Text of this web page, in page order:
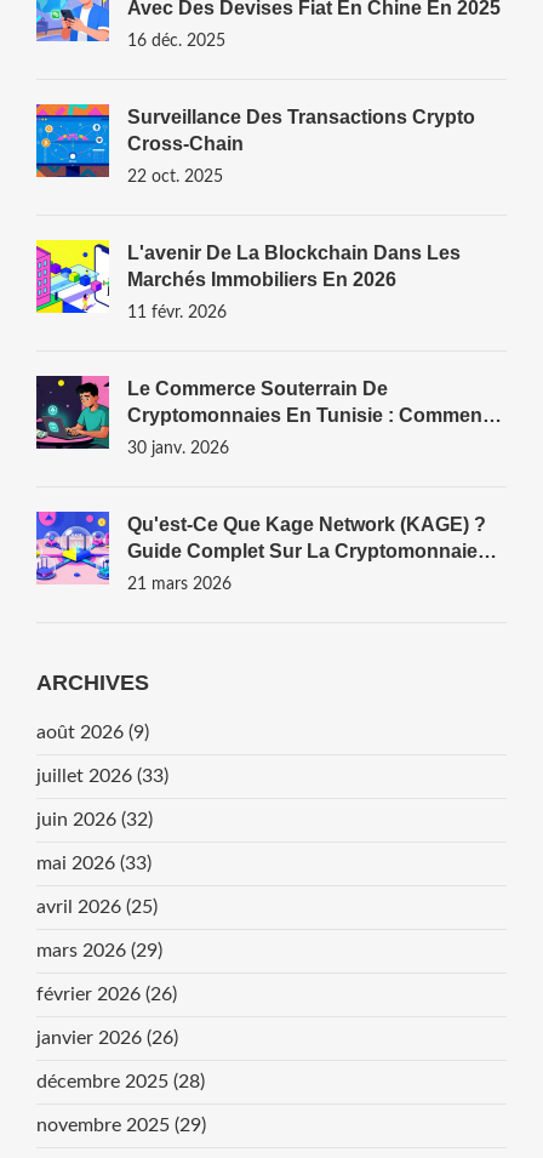
Avec Des Devises Fiat En Chine En 2025
16 déc. 2025
Surveillance Des Transactions Crypto
Cross‑chain
22 oct. 2025
L'avenir De La Blockchain Dans Les
Marchés Immobiliers En 2026
11 févr. 2026
Le Commerce Souterrain De
Cryptomonnaies En Tunisie : Comment
Les Traders Contournent L'interdiction
30 janv. 2026
Qu'est-Ce Que Kage Network (KAGE) ?
Guide Complet Sur La Cryptomonnaie
De L'infrastructure Privée Décentralisée
21 mars 2026
ARCHIVES
août 2026 (9)
juillet 2026 (33)
juin 2026 (32)
mai 2026 (33)
avril 2026 (25)
mars 2026 (29)
février 2026 (26)
janvier 2026 (26)
décembre 2025 (28)
novembre 2025 (29)